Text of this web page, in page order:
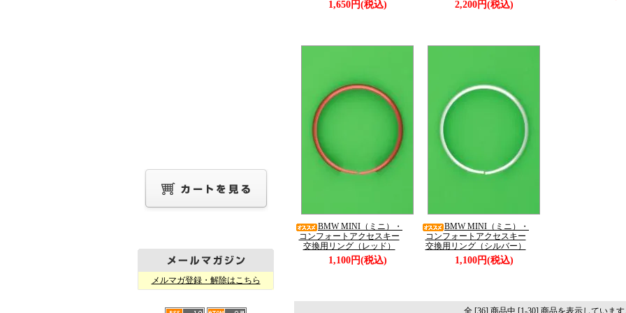
メルマガ登録・解除はこちら
1,650円(税込) 2,200円(税込)
BMW MINI（ミニ）・
コンフォートアクセスキー
交換用リング（レッド）
1,100円(税込)
BMW MINI（ミニ）・
コンフォートアクセスキー
交換用リング（シルバー）
1,100円(税込)
全 [36] 商品中 [1-30] 商品を表示しています